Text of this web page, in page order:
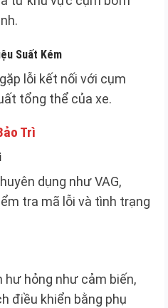
Suất Kém
lỗi kết nối với cụm
tổng thể của xe.
Trì
dụng như VAG,
tra mã lỗi và tình trạng
hư hỏng như cảm biến,
điều khiển bằng phụ